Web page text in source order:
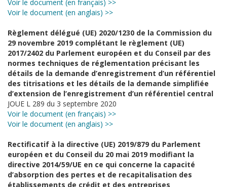
Voir le document (en français) >>
Voir le document (en anglais) >>
Règlement délégué (UE) 2020/1230 de la Commission du
29 novembre 2019 complétant le règlement (UE)
2017/2402 du Parlement européen et du Conseil par des
normes techniques de réglementation précisant les
détails de la demande d’enregistrement d’un référentiel
des titrisations et les détails de la demande simplifiée
d’extension de l’enregistrement d’un référentiel central
JOUE L 289 du 3 septembre 2020
Voir le document (en français) >>
Voir le document (en anglais) >>
Rectificatif à la directive (UE) 2019/879 du Parlement
européen et du Conseil du 20 mai 2019 modifiant la
directive 2014/59/UE en ce qui concerne la capacité
d’absorption des pertes et de recapitalisation des
établissements de crédit et des entreprises